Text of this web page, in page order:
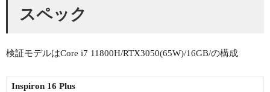
スペック
検証モデルはCore i7 11800H/RTX3050(65W)/16GB/の構成
Inspiron 16 Plus